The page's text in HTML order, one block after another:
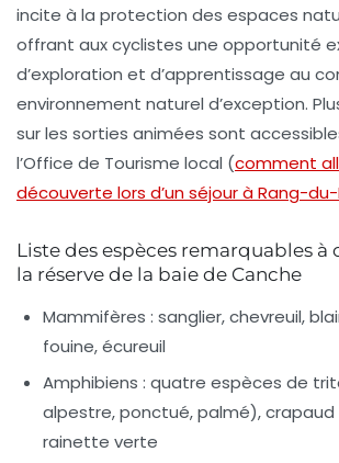
incite à la protection des espaces
offrant aux cyclistes une opportunité
d’exploration et d’apprentissage au
environnement naturel d’exception.
sur les sorties animées sont
l’Office de Tourisme local (comment
découverte lors d’un séjour à Rang-du-
Liste des espèces remarquables à
la réserve de la baie de Canche
Mammifères : sanglier, chevreuil,
fouine, écureuil
Amphibiens : quatre espèces de
alpestre, ponctué, palmé),
rainette verte